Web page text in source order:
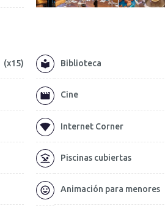
(x15) Biblioteca
Cine
Internet Corner
Piscinas cubiertas
Animación para menores